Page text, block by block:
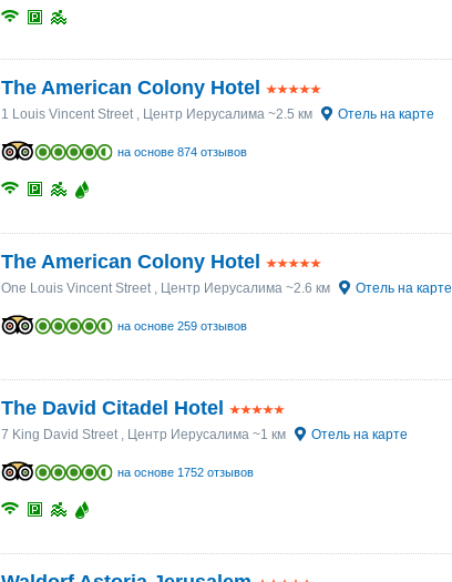
The American Colony Hotel
1 Louis Vincent Street, Центр Иерусалима ~2.5 км Отель на карте
на основе 874 отзывов
The American Colony Hotel
One Louis Vincent Street, Центр Иерусалима ~2.6 км Отель на карте
на основе 259 отзывов
The David Citadel Hotel
7 King David Street, Центр Иерусалима ~1 км Отель на карте
на основе 1752 отзывов